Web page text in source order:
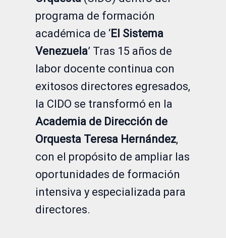
programa de formación
académica de ‘El Sistema
Venezuela’ Tras 15 años de
labor docente continua con
exitosos directores egresados,
la CIDO se transformó en la
Academia de Dirección de
Orquesta Teresa Hernández,
con el propósito de ampliar las
oportunidades de formación
intensiva y especializada para
directores.